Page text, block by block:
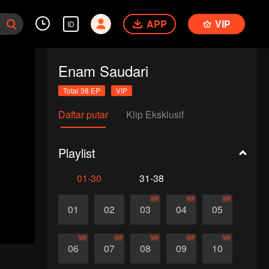
ID APP VIP
Enam Saudari
Total 38 EP VIP
Daftar putar Klip Eksklusif
Playlist
01-30 31-38
01 02 03
VIP
04
VIP
05
VIP
06
VIP
07
VIP
08
VIP
09
VIP
10
VIP